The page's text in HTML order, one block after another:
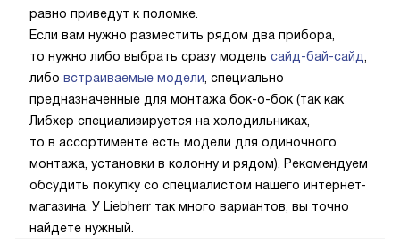
равно приведут к поломке.
Если вам нужно разместить рядом два прибора,
то нужно либо выбрать сразу модель сайд-бай-сайд
либо встраиваемые модели , специально
предназначенные для монтажа бок-о-бок (так как
Либхер специализируется на холодильниках,
то в ассортименте есть модели для одиночного
монтажа, установки в колонну и рядом). Рекомендуем
обсудить покупку со специалистом нашего интернет-
магазина. У Liebherr так много вариантов, вы точно
найдете нужный.